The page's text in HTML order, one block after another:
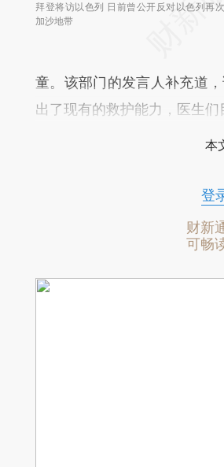
拜登将访以色列 日前曾公开反对以色列再
加沙地带
童。该部门的发言人补充道
出了现有的救护能力，医生们
本
登
财新
可畅